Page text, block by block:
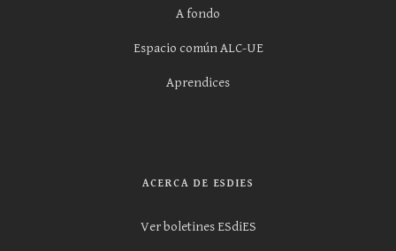
A fondo
Espacio común ALC-UE
Aprendices
ACERCA DE ESDIES
Ver boletines ESdiES